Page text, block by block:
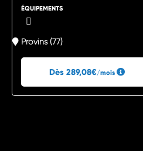
ÉQUIPEMENTS
Provins (77)
Dès 289,08€/mois